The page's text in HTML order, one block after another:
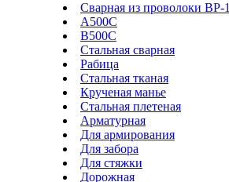
Сварная из проволоки ВР-1
А500С
В500С
Стальная сварная
Рабица
Стальная тканая
Крученая манье
Стальная плетеная
Арматурная
Для армирования
Для забора
Для стяжки
Дорожная